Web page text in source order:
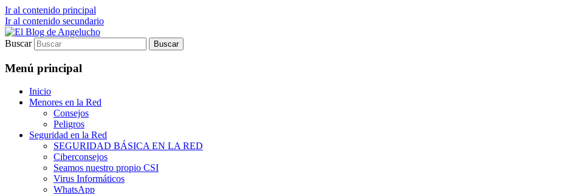
Ir al contenido principal
Ir al contenido secundario
El Blog de Angelucho
Blog sobre Seguridad en Internet para el Internauta básico
Buscar
Menú principal
Inicio
Menores en la Red
Consejos
Peligros
Seguridad en la Red
SEGURIDAD BÁSICA EN LA RED
Ciberconsejos
Seamos nuestro propio CSI
Virus Informáticos
WhatsApp